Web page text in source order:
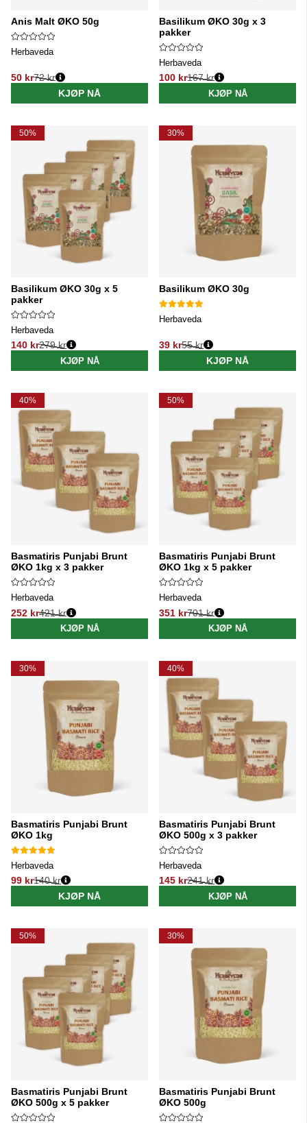
Anis Malt ØKO 50g
Herbaveda
50 kr
Vanlig pris:
72 kr
KJØP NÅ
Basilikum ØKO 30g x 3
pakker
Herbaveda
100 kr
Vanlig pris:
167 kr
KJØP NÅ
50%
Basilikum ØKO 30g x 5
pakker
Herbaveda
140 kr
Vanlig pris:
279 kr
KJØP NÅ
30%
Basilikum ØKO 30g
Herbaveda
39 kr
Vanlig pris:
55 kr
KJØP NÅ
40%
Basmatiris Punjabi Brunt
ØKO 1kg x 3 pakker
Herbaveda
252 kr
Vanlig pris:
421 kr
KJØP NÅ
50%
Basmatiris Punjabi Brunt
ØKO 1kg x 5 pakker
Herbaveda
351 kr
Vanlig pris:
701 kr
KJØP NÅ
30%
Basmatiris Punjabi Brunt
ØKO 1kg
Herbaveda
99 kr
Vanlig pris:
140 kr
KJØP NÅ
40%
Basmatiris Punjabi Brunt
ØKO 500g x 3 pakker
Herbaveda
145 kr
Vanlig pris:
241 kr
KJØP NÅ
50%
Basmatiris Punjabi Brunt
ØKO 500g x 5 pakker
30%
Basmatiris Punjabi Brunt
ØKO 500g